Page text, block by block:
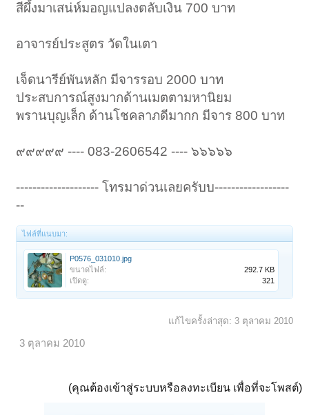
สีผึ้งมาเสน่ห์มอญแปลงตลับเงิน 700 บาท
อาจารย์ประสูตร วัดในเตา
เจ็ดนารีย์พันหลัก มีจารรอบ 2000 บาท
ประสบการณ์สูงมากด้านเมตตามหานิยม
พรานบุญเล็ก ด้านโชคลาภดีมากก มีจาร 800 บาท
๙๙๙๙๙ ---- 083-2606542 ---- ๖๖๖๖๖
-------------------- โทรมาด่วนเลยครับบ------------------
--
ไฟล์ที่แนบมา:
P0576_031010.jpg
ขนาดไฟล์:
292.7 KB
เปิดดู:
321
แก้ไขครั้งล่าสุด: 3 ตุลาคม 2010
3 ตุลาคม 2010
(คุณต้องเข้าสู่ระบบหรือลงทะเบียน เพื่อที่จะโพสต์)